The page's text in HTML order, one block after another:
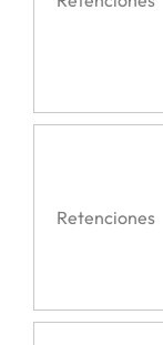
Retenciones